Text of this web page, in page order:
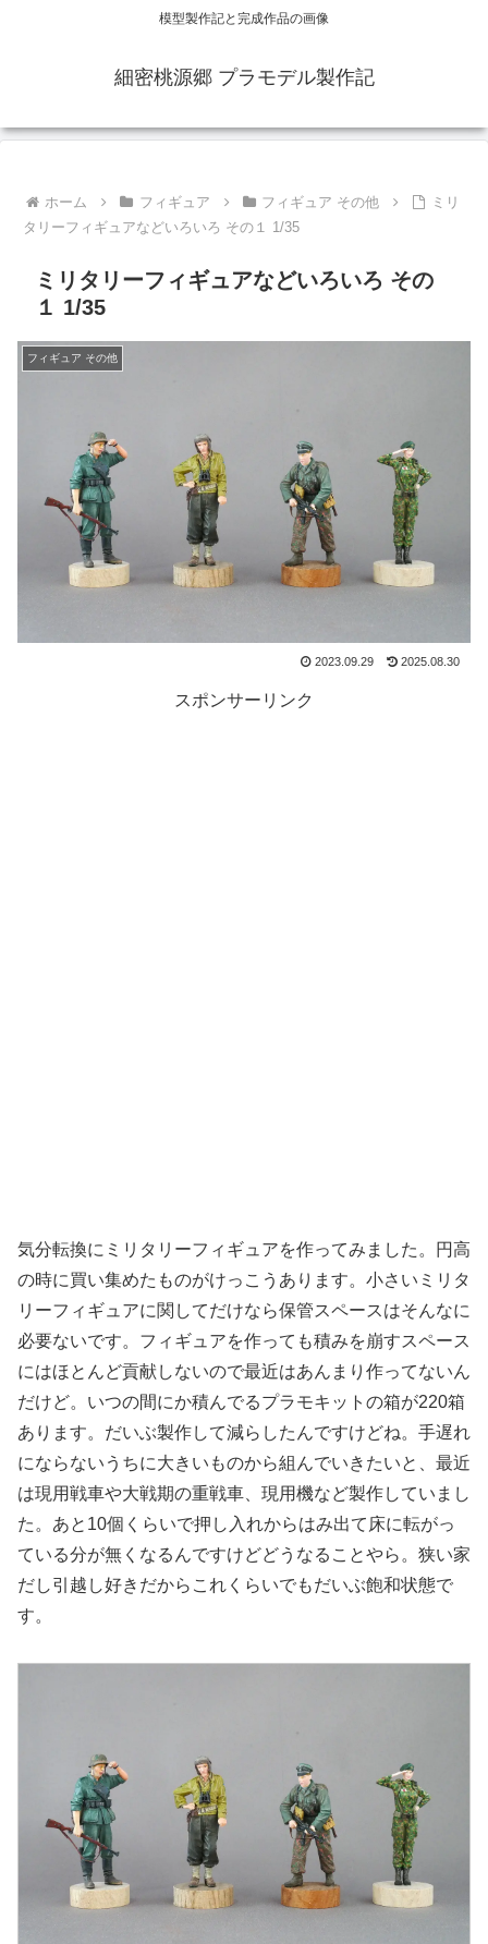
模型製作記と完成作品の画像
細密桃源郷 プラモデル製作記
ホーム フィギュア フィギュア その他
ミリ
タリーフィギュアなどいろいろ その１ 1/35
ミリタリーフィギュアなどいろいろ その
１ 1/35
フィギュア その他
2023.09.29 2025.08.30
スポンサーリンク
気分転換にミリタリーフィギュアを作ってみました。円高
の時に買い集めたものがけっこうあります。小さいミリタ
リーフィギュアに関してだけなら保管スペースはそんなに
必要ないです。フィギュアを作っても積みを崩すスペース
にはほとんど貢献しないので最近はあんまり作ってないん
だけど。いつの間にか積んでるプラモキットの箱が220箱
あります。だいぶ製作して減らしたんですけどね。手遅れ
にならないうちに大きいものから組んでいきたいと、最近
は現用戦車や大戦期の重戦車、現用機など製作していまし
た。あと10個くらいで押し入れからはみ出て床に転がっ
ている分が無くなるんですけどどうなることやら。狭い家
だし引越し好きだからこれくらいでもだいぶ飽和状態で
す。